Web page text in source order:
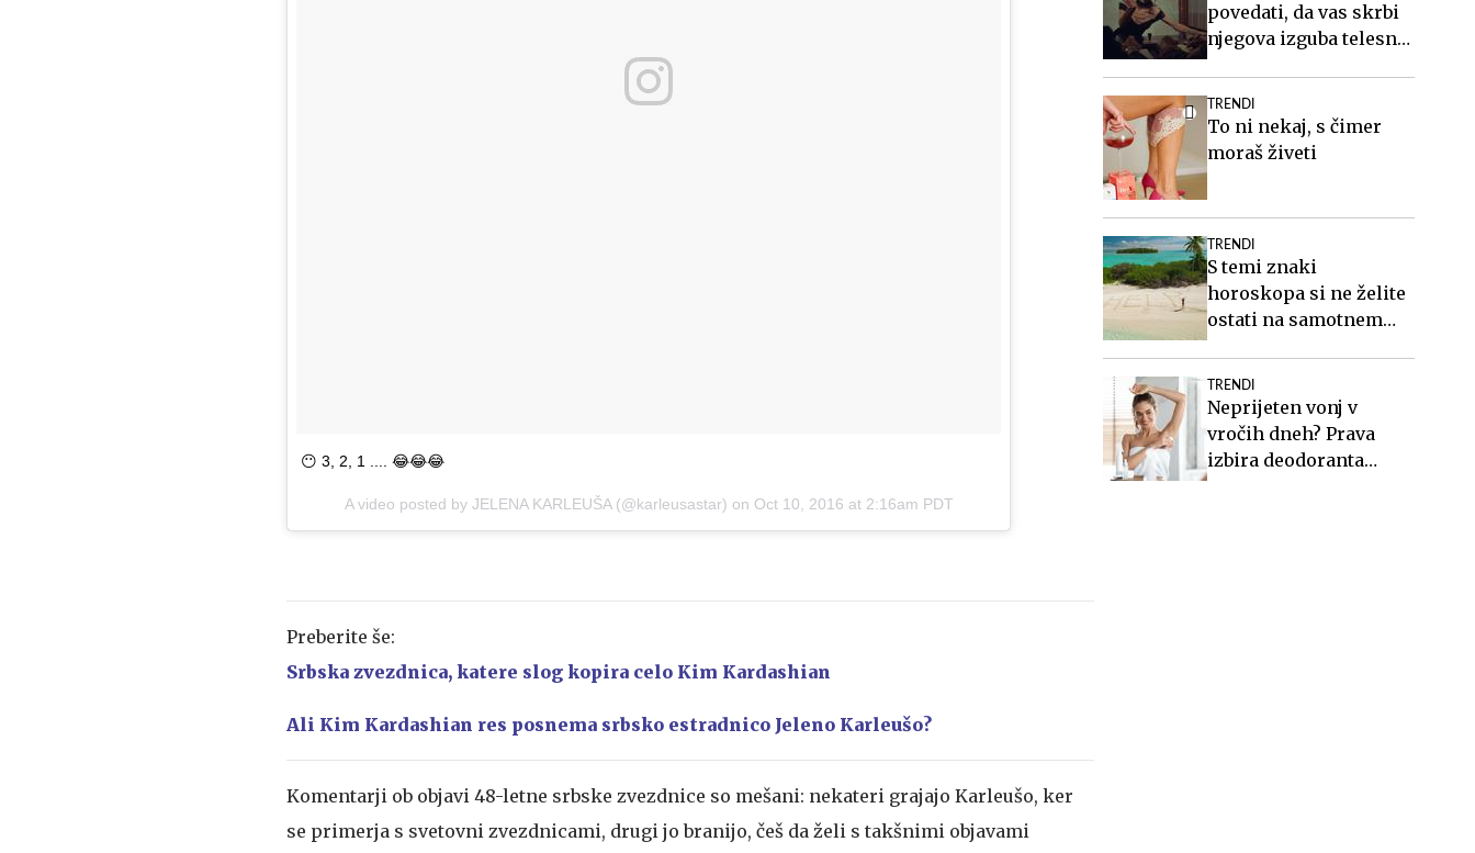
😶 3, 2, 1 .... 😂😂😂
A video posted by JELENA KARLEUŠA (@karleusastar) on Oct 10, 2016 at 2:16am PDT
Preberite še:
Srbska zvezdnica, katere slog kopira celo Kim Kardashian
Ali Kim Kardashian res posnema srbsko estradnico Jeleno Karleušo?
Komentarji ob objavi 48-letne srbske zvezdnice so mešani: nekateri grajajo Karleušo, ker
se primerja s svetovni zvezdnicami, drugi jo branijo, češ da želi s takšnimi objavami
povedati, da vas skrbi
njegova izguba telesne
TRENDI
To ni nekaj, s čimer
moraš živeti
TRENDI
S temi znaki
horoskopa si ne želite
ostati na samotnem
TRENDI
Neprijeten vonj v
vročih dneh? Prava
izbira deodoranta